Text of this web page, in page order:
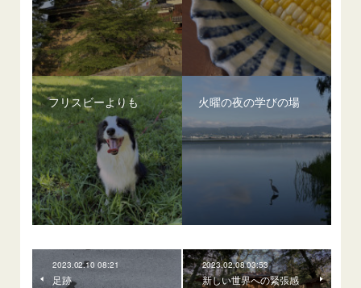
フリスビーよりも 火曜の夜の学びの場
2023.02.10 08:21
足跡
2023.02.08 03:53
新しい世界への緊張感